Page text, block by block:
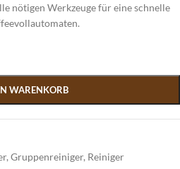
nötigen Werkzeuge für eine schnelle
WARENKORB
, Gruppenreiniger, Reiniger